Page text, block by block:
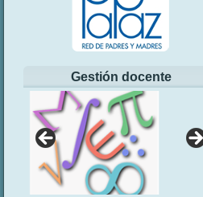
Gestión docente